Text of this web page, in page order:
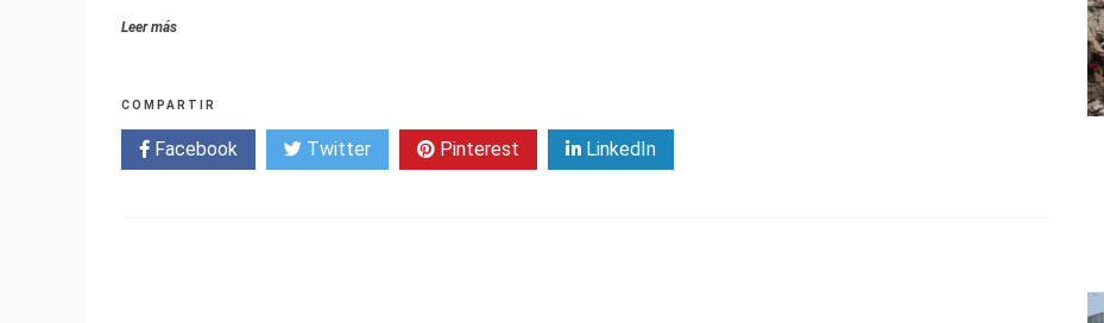
Leer más
COMPARTIR
Facebook Twitter Pinterest LinkedIn